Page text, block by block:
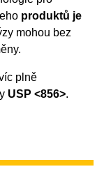
produktů je
mohou bez
plně
USP <856>.